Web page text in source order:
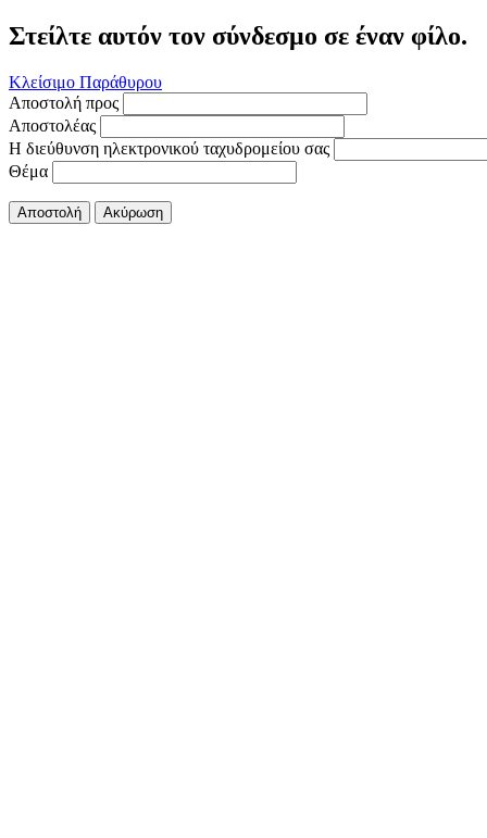
Στείλτε αυτόν τον σύνδεσμο σε έναν φίλο.
Κλείσιμο Παράθυρου
Αποστολή προς
Αποστολέας
Η διεύθυνση ηλεκτρονικού ταχυδρομείου σας
Θέμα
Αποστολή Ακύρωση